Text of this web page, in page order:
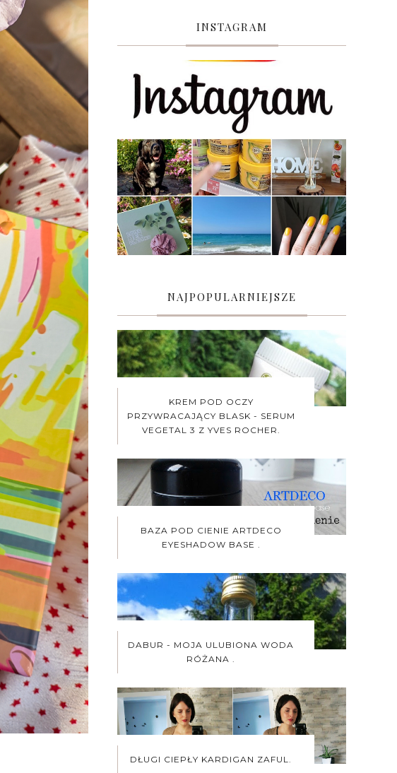
INSTAGRAM
NAJPOPULARNIEJSZE
KREM POD OCZY
PRZYWRACAJĄCY BLASK - SERUM
VEGETAL 3 Z YVES ROCHER.
BAZA POD CIENIE ARTDECO
EYESHADOW BASE .
DABUR - MOJA ULUBIONA WODA
RÓŻANA .
DŁUGI CIEPŁY KARDIGAN ZAFUL.